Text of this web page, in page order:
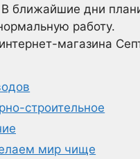
В ближайшие дни
работу.
магазина
строительное
мир чище